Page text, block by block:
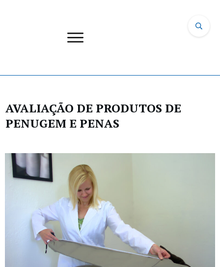
AVALIAÇÃO DE PRODUTOS DE
PENUGEM E PENAS